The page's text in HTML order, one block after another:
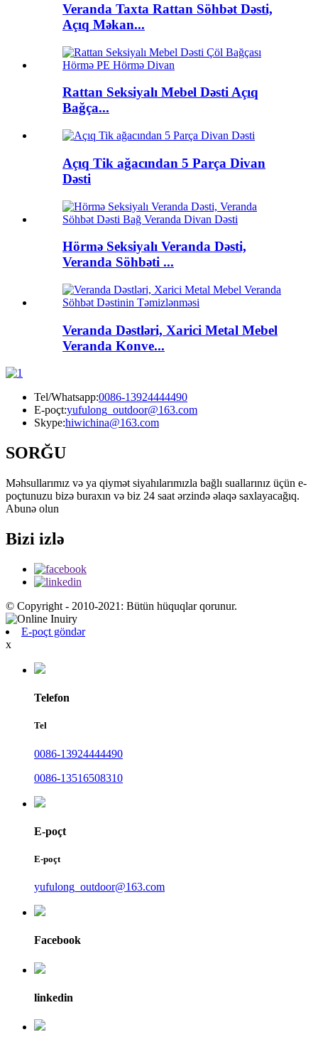
Veranda Taxta Rattan Söhbət Dəsti,
Açıq Məkan...
Rattan Seksiyalı Mebel Dəsti Açıq
Bağça...
Açıq Tik ağacından 5 Parça Divan
Dəsti
Hörmə Seksiyalı Veranda Dəsti,
Veranda Söhbəti ...
Veranda Dəstləri, Xarici Metal Mebel
Veranda Konve...
Tel/Whatsapp:0086-13924444490
E-poçt:yufulong_outdoor@163.com
Skype:hiwichina@163.com
SORĞU
Məhsullarımız və ya qiymət siyahılarımızla bağlı suallarınız üçün e-
poçtunuzu bizə buraxın və biz 24 saat ərzində əlaqə saxlayacağıq.
Abunə olun
Bizi izlə
© Copyright - 2010-2021: Bütün hüquqlar qorunur.
E-poçt göndər
x
Telefon
Tel
0086-13924444490
0086-13516508310
E-poçt
E-poçt
yufulong_outdoor@163.com
Facebook
linkedin